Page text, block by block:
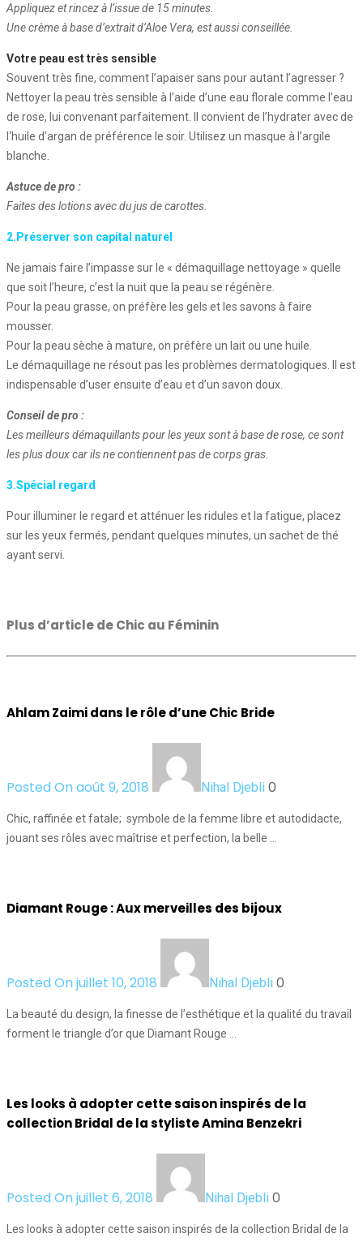
Appliquez et rincez à l’issue de 15 minutes.
Une crème à base d’extrait d’Aloe Vera, est aussi conseillée.
Votre peau est très sensible
Souvent très fine, comment l’apaiser sans pour autant l’agresser ?
Nettoyer la peau très sensible à l’aide d’une eau florale comme l’eau
de rose, lui convenant parfaitement. Il convient de l’hydrater avec de
l‘huile d’argan de préférence le soir. Utilisez un masque à l’argile
blanche.
Astuce de pro :
Faites des lotions avec du jus de carottes.
2.Préserver son capital naturel
Ne jamais faire l’impasse sur le « démaquillage nettoyage » quelle
que soit l’heure, c’est la nuit que la peau se régénère.
Pour la peau grasse, on préfère les gels et les savons à faire
mousser.
Pour la peau sèche à mature, on préfère un lait ou une huile.
Le démaquillage ne résout pas les problèmes dermatologiques. Il est
indispensable d’user ensuite d’eau et d’un savon doux.
Conseil de pro :
Les meilleurs démaquillants pour les yeux sont à base de rose, ce sont
les plus doux car ils ne contiennent pas de corps gras.
3.Spécial regard
Pour illuminer le regard et atténuer les ridules et la fatigue, placez
sur les yeux fermés, pendant quelques minutes, un sachet de thé
ayant servi.
Plus d’article de Chic au Féminin
Ahlam Zaimi dans le rôle d’une Chic Bride
Posted On août 9, 2018 Nihal Djebli 0
Chic, raffinée et fatale; symbole de la femme libre et autodidacte,
jouant ses rôles avec maîtrise et perfection, la belle …
Diamant Rouge : Aux merveilles des bijoux
Posted On juillet 10, 2018 Nihal Djebli 0
La beauté du design, la finesse de l’esthétique et la qualité du travail
forment le triangle d’or que Diamant Rouge …
Les looks à adopter cette saison inspirés de la
collection Bridal de la styliste Amina Benzekri
Posted On juillet 6, 2018 Nihal Djebli 0
Les looks à adopter cette saison inspirés de la collection Bridal de la